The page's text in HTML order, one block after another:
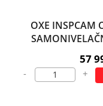
OXE INSPCAM
57
- +